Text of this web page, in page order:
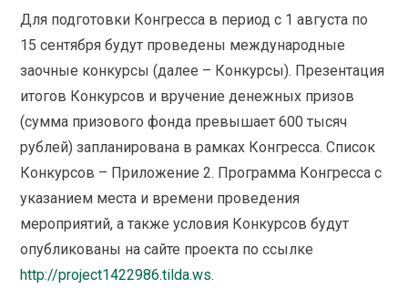
Для подготовки Конгресса в период с 1 августа по
15 сентября будут проведены международные
заочные конкурсы (далее – Конкурсы). Презентация
итогов Конкурсов и вручение денежных призов
(сумма призового фонда превышает 600 тысяч
рублей) запланирована в рамках Конгресса. Список
Конкурсов – Приложение 2. Программа Конгресса с
указанием места и времени проведения
мероприятий, а также условия Конкурсов будут
опубликованы на сайте проекта по ссылке
http://project1422986.tilda.ws.